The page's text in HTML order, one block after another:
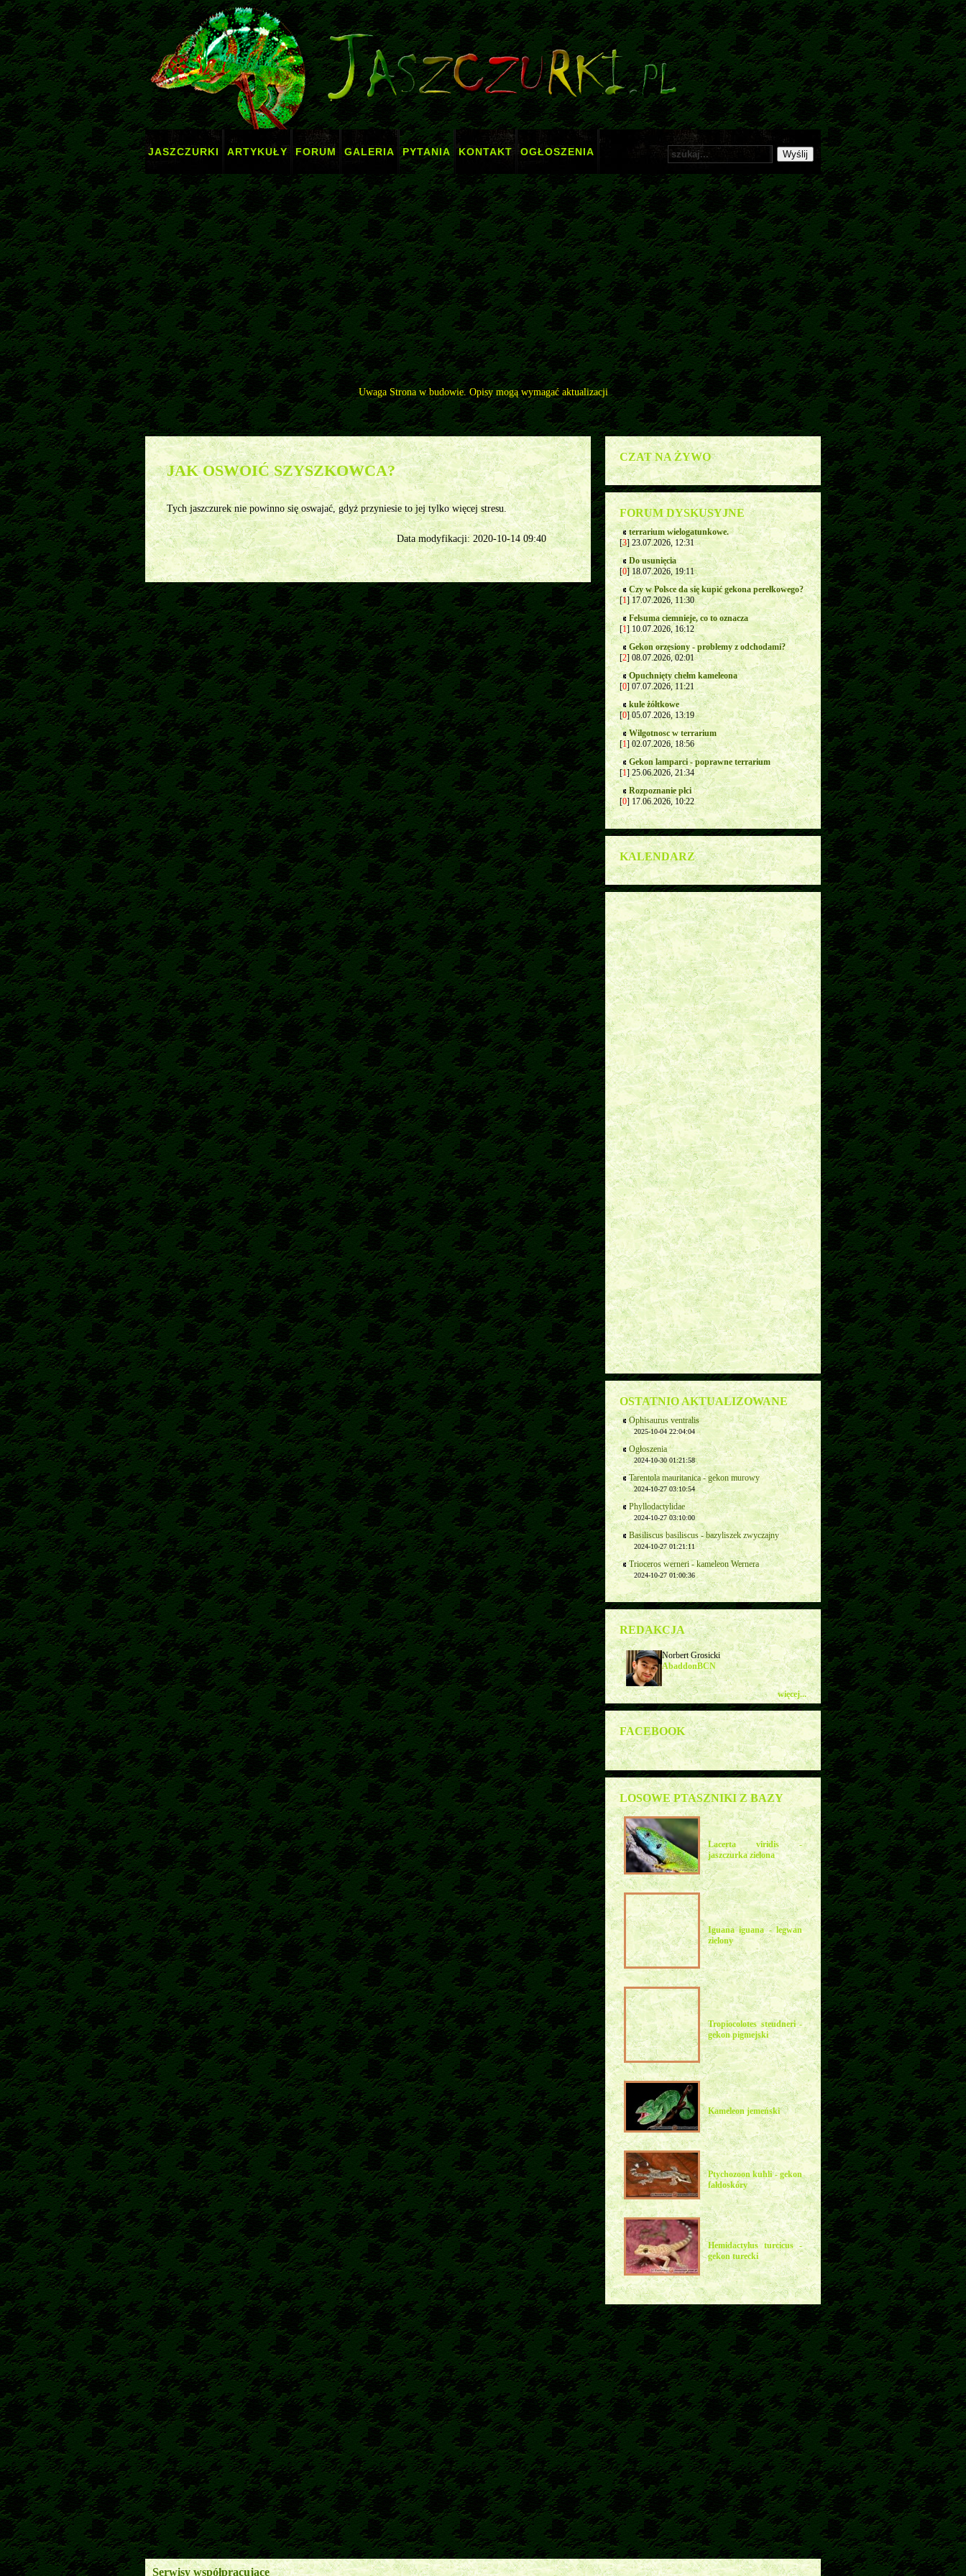
JASZCZURKI ARTYKUŁY FORUM GALERIA PYTANIA KONTAKT OGŁOSZENIA
Uwaga Strona w budowie. Opisy mogą wymagać aktualizacji
Pytania >> Szyszkowce - najczęściej zadawane pytania>>Jak oswoić szyszkowca?
JAK OSWOIĆ SZYSZKOWCA?
Tych jaszczurek nie powinno się oswajać, gdyż przyniesie to jej tylko więcej stresu.
Data modyfikacji: 2020-10-14 09:40
CZAT NA ŻYWO
FORUM DYSKUSYJNE
terrarium wielogatunkowe.
[3] 23.07.2026, 12:31
Do usunięcia
[0] 18.07.2026, 19:11
Czy w Polsce da się kupić gekona perełkowego?
[1] 17.07.2026, 11:30
Felsuma ciemnieje, co to oznacza
[1] 10.07.2026, 16:12
Gekon orzęsiony - problemy z odchodami?
[2] 08.07.2026, 02:01
Opuchnięty chełm kameleona
[0] 07.07.2026, 11:21
kule żółtkowe
[0] 05.07.2026, 13:19
Wilgotnosc w terrarium
[1] 02.07.2026, 18:56
Gekon lamparci - poprawne terrarium
[1] 25.06.2026, 21:34
Rozpoznanie płci
[0] 17.06.2026, 10:22
KALENDARZ
OSTATNIO AKTUALIZOWANE
Ophisaurus ventralis
2025-10-04 22:04:04
Ogłoszenia
2024-10-30 01:21:58
Tarentola mauritanica - gekon murowy
2024-10-27 03:10:54
Phyllodactylidae
2024-10-27 03:10:00
Basiliscus basiliscus - bazyliszek zwyczajny
2024-10-27 01:21:11
Trioceros werneri - kameleon Wernera
2024-10-27 01:00:36
REDAKCJA
Norbert Grosicki
AbaddonBCN
więcej...
FACEBOOK
LOSOWE PTASZNIKI Z BAZY
Lacerta viridis -
jaszczurka zielona
Iguana iguana - legwan
zielony
Tropiocolotes steudneri -
gekon pigmejski
Kameleon jemeński
Ptychozoon kuhli - gekon
fałdoskóry
Hemidactylus turcicus -
gekon turecki
Serwisy współpracujące